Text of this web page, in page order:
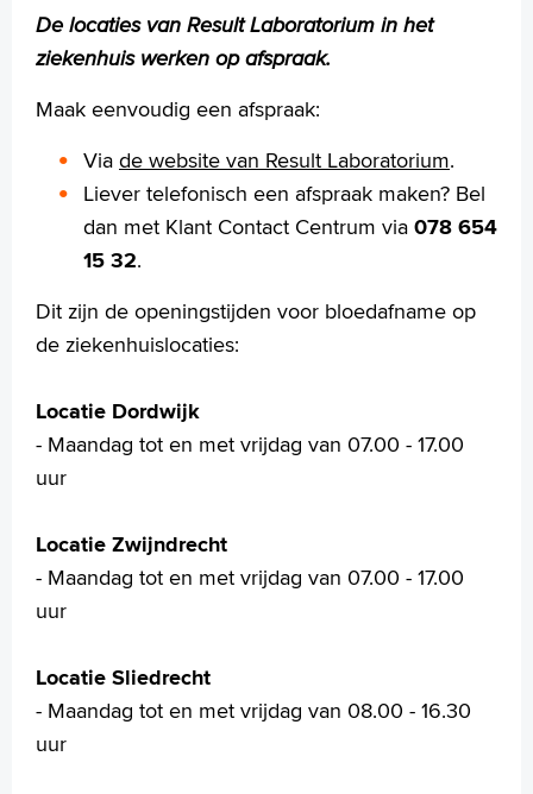
Pers
Rechten en plichten
Sluiting Papendrechtsebrug
Wachttijden
Wijzigingen doorgeven
Zorgkosten en verzekeringen
Homepage
Praktische informatie
Werken en leren
Medewerkers
De locaties van Result Laboratorium in het
ziekenhuis werken op afspraak.​
Maak eenvoudig een afspraak:
Via de website van Result Laboratorium.
Liever telefonisch een afspraak maken? Bel
dan met Klant Contact Centrum via ​ 078 654
15 32.
Dit zijn de openingstijden voor bloedafname op
de ziekenhuislocaties:
Locatie Dordwijk
- Maandag tot en met vrijdag van 07.00 - 17.00
uur
Locatie Zwijndrecht
- Maandag tot en met vrijdag van 07.00 - 17.00
uur
Locatie Sliedrecht
- Maandag tot en met vrijdag van 08.00 - 16.30
uur